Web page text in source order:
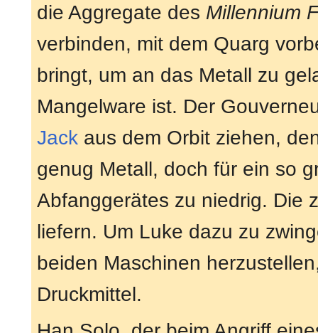
die Aggregate des Millennium
verbinden, mit dem Quarg
bringt, um an das Metall zu
Mangelware ist. Der
Jack aus dem Orbit ziehen,
genug Metall, doch für ein so
Abfanggerätes zu niedrig. Die
liefern. Um Luke dazu zu
beiden Maschinen
Druckmittel.